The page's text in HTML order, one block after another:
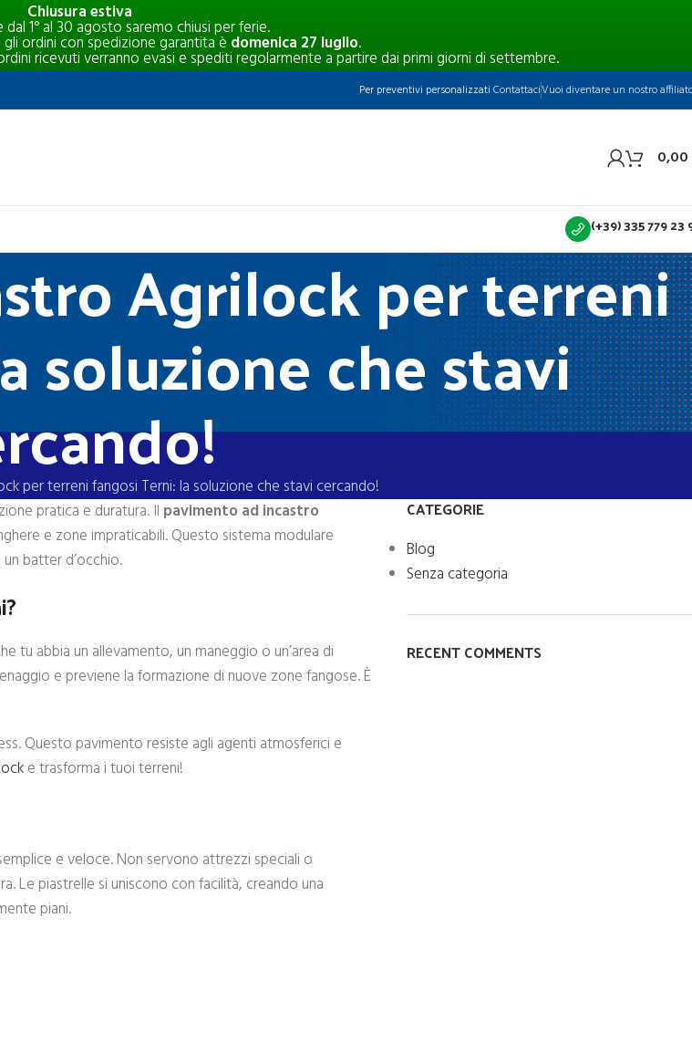
Chiusura estiva
1° al 30 agosto saremo chiusi per ferie.
ordini con spedizione garantita è domenica 27 luglio.
ricevuti verranno evasi e spediti regolarmente a partire dai primi giorni di settembre.
Per preventivi personalizzati ContattaciVuoi diventare un nostro
0,00
(+39) 335 779 23
Agrilock per terreni
soluzione che stavi
per terreni fangosi Terni: la soluzione che stavi cercando!
pratica e duratura. Il pavimento ad incastro
e zone impraticabili. Questo sistema modulare
batter d’occhio.
tu abbia un allevamento, un maneggio o un’area di
e previene la formazione di nuove zone fangose. È
Questo pavimento resiste agli agenti atmosferici e
e trasforma i tuoi terreni!
e veloce. Non servono attrezzi speciali o
Le piastrelle si uniscono con facilità, creando una
piani.
CATEGORIE
Blog
Senza categoria
RECENT COMMENTS